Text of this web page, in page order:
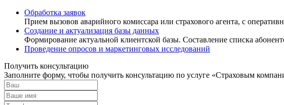
Обработка заявок
Прием вызовов аварийного комиссара или страхового агента, с
Создание и актуализация базы данных
Формирование актуальной клиентской базы. Составление списка
Проведение опросов и маркетинговых исследований
Получить консультацию
Заполните форму, чтобы получить консультацию по услуге «Страховым